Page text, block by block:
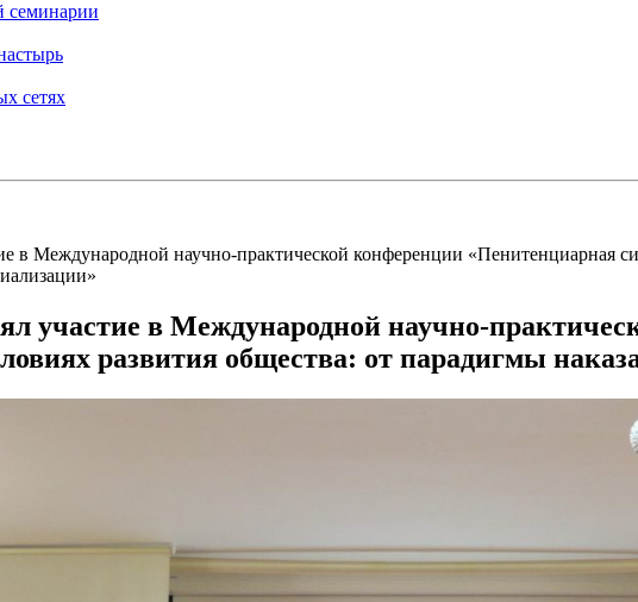
семинарии
сетях
в Международной научно-практической конференции «Пенитенциарная
участие в Международной научно-
развития общества: от парадигмы